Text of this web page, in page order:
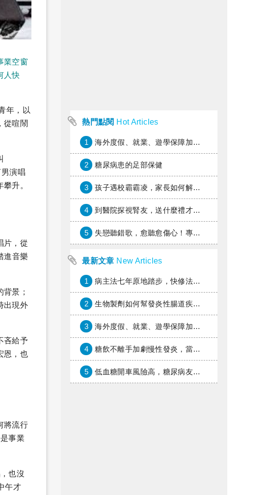
業空窗
人快
年，以
從喧鬧
演唱
升。
片，從
進音樂
景；
出現外
吝給予
恩，也
將流行
事業
也沒
午才
熱門點閱 Hot Articles
1 海外度假、就業、遊學保障加倍，富邦產險「一期逐夢」專案加碼遠距醫療與緊急救援
2 糖尿病患的足部保健
3 孩子遇校霸霸凌，家長如何解圍？
4 到醫院探視腎友，送什麼禮才好？
5 失戀聽錯歌，愈聽愈傷心！專家教你挑對療傷情歌
最新文章 New Articles
1 病主法七年原地踏步，快修法讓病人自主決定善終
2 生物製劑如何幫發炎性腸道疾病患者抗潰瘍？治療進展與健保給付困境一次看
3 海外度假、就業、遊學保障加倍，富邦產險「一期逐夢」專案加碼遠距醫療與緊急救援
4 糖飲不離手加劇慢性發炎，當心老化與慢性病提早報到
5 低血糖開車風險高，糖尿病友上路必學的安全守則